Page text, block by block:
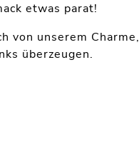
etwas parat!
von unserem Charme,
überzeugen.